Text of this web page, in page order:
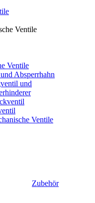
Ventile
Ventile
Absperrhahn
und
Ventile
Zubehör